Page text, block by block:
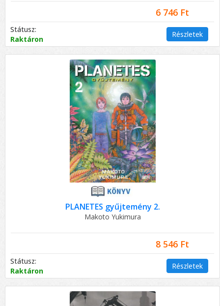
6 746 Ft
Státusz:
Raktáron
Részletek
PLANETES gyűjtemény 2.
Makoto Yukimura
8 546 Ft
Státusz:
Raktáron
Részletek